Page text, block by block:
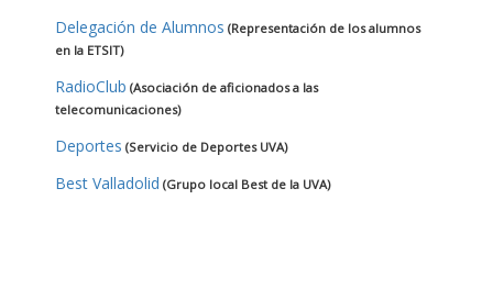
Delegación de Alumnos (Representación de los alumnos
en la ETSIT)
RadioClub (Asociación de aficionados a las
telecomunicaciones)
Deportes (Servicio de Deportes UVA)
Best Valladolid (Grupo local Best de la UVA)